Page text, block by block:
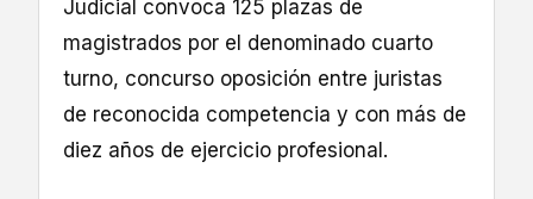
Judicial convoca 125 plazas de
magistrados por el denominado cuarto
turno, concurso oposición entre juristas
de reconocida competencia y con más de
diez años de ejercicio profesional.